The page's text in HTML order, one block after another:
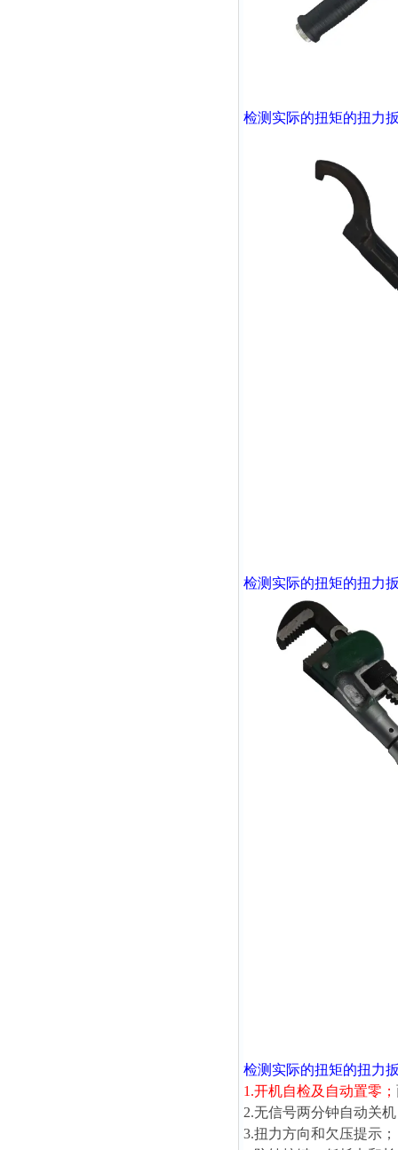
检测实际的扭矩的扭力
检测实际的扭矩的扭力
检测实际的扭矩的扭力
1.开机自检及自动置零；
2.无信号两分钟自动关
3.扭力方向和欠压提示；